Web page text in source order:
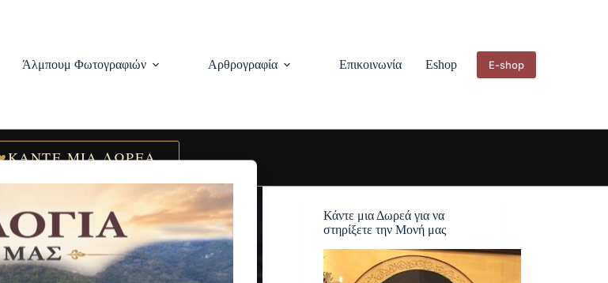
Άλμπουμ Φωτογραφιών Αρθρογραφία Επικοινωνία Eshop E-shop
ΚΑΝΤΕ ΜΙΑ ΔΩΡΕΑ
Κάντε μια Δωρεά για να
στηρίξετε την Μονή μας